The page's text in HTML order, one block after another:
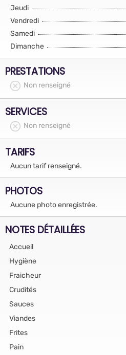
Jeudi
Vendredi
Samedi
Dimanche
PRESTATIONS
Non renseigné
SERVICES
Non renseigné
TARIFS
Aucun tarif renseigné.
PHOTOS
Aucune photo enregistrée.
NOTES DÉTAILLÉES
Accueil
Hygiène
Fraicheur
Crudités
Sauces
Viandes
Frites
Pain